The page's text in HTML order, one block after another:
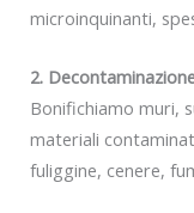
microinquinanti,
2.
Bonifichiamo muri,
materiali
fuliggine, cenere,